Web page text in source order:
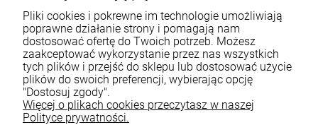
Pliki cookies i pokrewne im technologie umożliwiają
poprawne działanie strony i pomagają nam
dostosować ofertę do Twoich potrzeb. Możesz
zaakceptować wykorzystanie przez nas wszystkich
tych plików i przejść do sklepu lub dostosować użycie
plików do swoich preferencji, wybierając opcję
"Dostosuj zgody".
Więcej o plikach cookies przeczytasz w naszej
Polityce prywatności.